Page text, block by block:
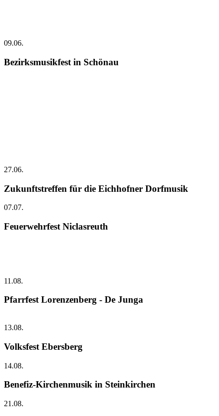
09.06.
Bezirksmusikfest in Schönau
27.06.
Zukunftstreffen für die Eichhofner Dorfmusik
07.07.
Feuerwehrfest Niclasreuth
11.08.
Pfarrfest Lorenzenberg - De Junga
13.08.
Volksfest Ebersberg
14.08.
Benefiz-Kirchenmusik in Steinkirchen
21.08.